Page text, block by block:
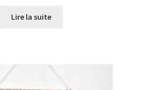
Lire la suite